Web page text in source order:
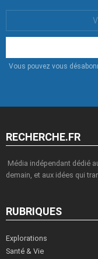
:
Vous pouvez vous
RECHERCHE.FR
Média indépendant dédié
demain, et aux idées qui
RUBRIQUES
Explorations
Santé & Vie